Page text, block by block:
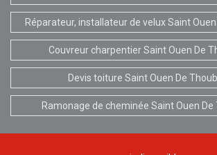
Réparateur, installateur de velux Saint
Couvreur charpentier Saint Ouen De
Devis toiture Saint Ouen De
Ramonage de cheminée Saint Ouen De